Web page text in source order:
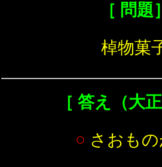
［ 問題］
棹物菓
［ 答え（大
○ さおもの